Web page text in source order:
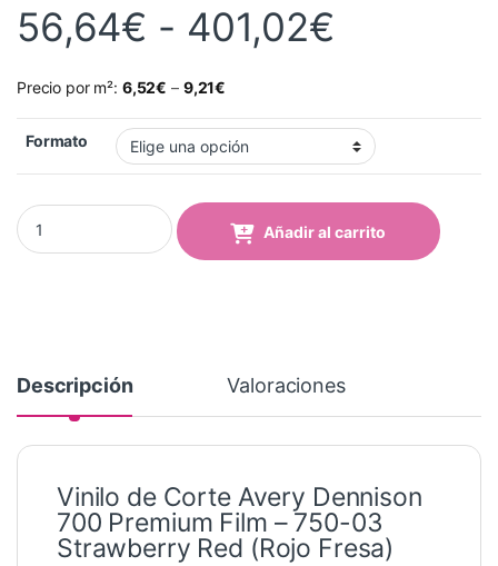
56,64€ - 401,02€
Precio por m²: 6,52€ – 9,21€
Formato
Vinilo Avery 700 Rojo Fresa (750-03 Strawberry Red) quantity
Añadir al carrito
Descripción Valoraciones
Vinilo de Corte Avery Dennison
700 Premium Film – 750-03
Strawberry Red (Rojo Fresa)